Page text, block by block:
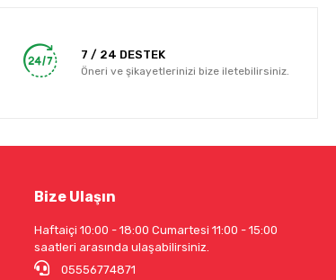
7 / 24 DESTEK
Öneri ve şikayetlerinizi bize iletebilirsiniz.
Bize Ulaşın
Haftaiçi 10:00 - 18:00 Cumartesi 11:00 - 15:00
saatleri arasında ulaşabilirsiniz.
05556774871